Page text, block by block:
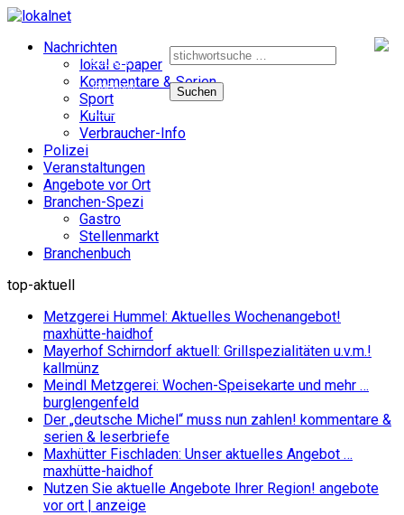
nach:
e-paper
facebook
instagram
Nachrichten
lokal e-paper
Kommentare & Serien
Sport
Kultur
Verbraucher-Info
Polizei
Veranstaltungen
Angebote vor Ort
Branchen-Spezi
Gastro
Stellenmarkt
Branchenbuch
top-aktuell
Metzgerei Hummel: Aktuelles Wochenangebot!
maxhütte-haidhof
Mayerhof Schirndorf aktuell: Grillspezialitäten u.v.m.!
kallmünz
Meindl Metzgerei: Wochen-Speisekarte und mehr …
burglengenfeld
Der „deutsche Michel“ muss nun zahlen! kommentare &
serien & leserbriefe
Maxhütter Fischladen: Unser aktuelles Angebot …
maxhütte-haidhof
Nutzen Sie aktuelle Angebote Ihrer Region! angebote
vor ort | anzeige